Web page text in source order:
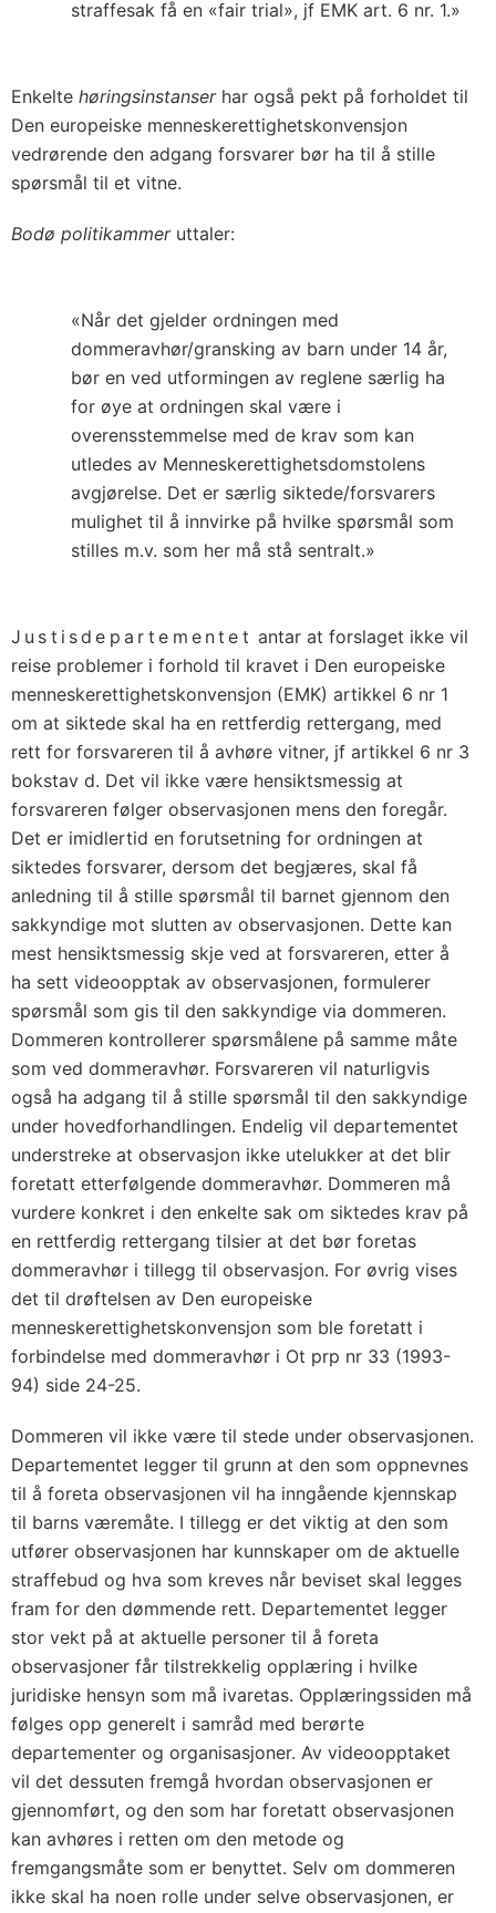
straffesak få en «fair trial», jf EMK art. 6 nr. 1.»
Enkelte høringsinstanserhar også pekt på forholdet til
Den europeiske menneskerettighetskonvensjon
vedrørende den adgang forsvarer bør ha til å stille
spørsmål til et vitne.
Bodø politikammeruttaler:
«Når det gjelder ordningen med
dommeravhør/gransking av barn under 14 år,
bør en ved utformingen av reglene særlig ha
for øye at ordningen skal være i
overensstemmelse med de krav som kan
utledes av Menneskerettighetsdomstolens
avgjørelse. Det er særlig siktede/forsvarers
mulighet til å innvirke på hvilke spørsmål som
stilles m.v. som her må stå sentralt.»
Justisdepartementet antar at forslaget ikke vil
reise problemer i forhold til kravet i Den europeiske
menneskerettighetskonvensjon (EMK) artikkel 6 nr 1
om at siktede skal ha en rettferdig rettergang, med
rett for forsvareren til å avhøre vitner, jf artikkel 6 nr 3
bokstav d. Det vil ikke være hensiktsmessig at
forsvareren følger observasjonen mens den foregår.
Det er imidlertid en forutsetning for ordningen at
siktedes forsvarer, dersom det begjæres, skal få
anledning til å stille spørsmål til barnet gjennom den
sakkyndige mot slutten av observasjonen. Dette kan
mest hensiktsmessig skje ved at forsvareren, etter å
ha sett videoopptak av observasjonen, formulerer
spørsmål som gis til den sakkyndige via dommeren.
Dommeren kontrollerer spørsmålene på samme måte
som ved dommeravhør. Forsvareren vil naturligvis
også ha adgang til å stille spørsmål til den sakkyndige
under hovedforhandlingen. Endelig vil departementet
understreke at observasjon ikke utelukker at det blir
foretatt etterfølgende dommeravhør. Dommeren må
vurdere konkret i den enkelte sak om siktedes krav på
en rettferdig rettergang tilsier at det bør foretas
dommeravhør i tillegg til observasjon. For øvrig vises
det til drøftelsen av Den europeiske
menneskerettighetskonvensjon som ble foretatt i
forbindelse med dommeravhør i Ot prp nr 33 (1993-
94) side 24-25.
Dommeren vil ikke være til stede under observasjonen.
Departementet legger til grunn at den som oppnevnes
til å foreta observasjonen vil ha inngående kjennskap
til barns væremåte. I tillegg er det viktig at den som
utfører observasjonen har kunnskaper om de aktuelle
straffebud og hva som kreves når beviset skal legges
fram for den dømmende rett. Departementet legger
stor vekt på at aktuelle personer til å foreta
observasjoner får tilstrekkelig opplæring i hvilke
juridiske hensyn som må ivaretas. Opplæringssiden må
følges opp generelt i samråd med berørte
departementer og organisasjoner. Av videoopptaket
vil det dessuten fremgå hvordan observasjonen er
gjennomført, og den som har foretatt observasjonen
kan avhøres i retten om den metode og
fremgangsmåte som er benyttet. Selv om dommeren
ikke skal ha noen rolle under selve observasjonen, er